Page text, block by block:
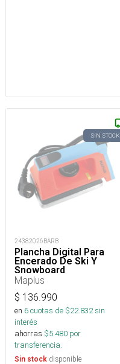
SIN STOCK
24382026BARB
Plancha Digital Para
Encerado De Ski Y
Snowboard
Maplus
$ 136.990
en 6cuotas de $22.832sin
interés
ahorras $5.480 por
transferencia.
Sin stock disponible